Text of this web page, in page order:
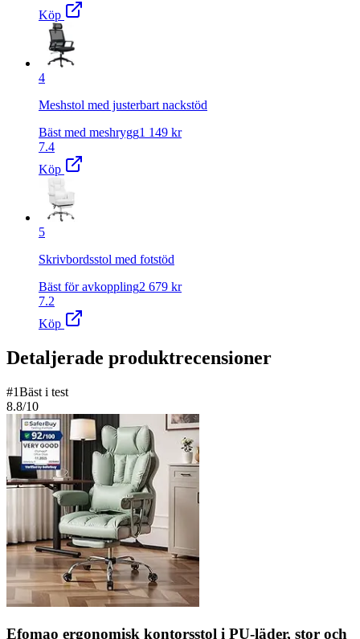
Köp
4
Meshstol med justerbart nackstöd
Bäst med meshrygg1 149 kr
7.4
Köp
5
Skrivbordsstol med fotstöd
Bäst för avkoppling2 679 kr
7.2
Köp
Detaljerade produktrecensioner
#1Bäst i test
8.8/10
Efomao ergonomisk kontorsstol i PU-läder, stor och